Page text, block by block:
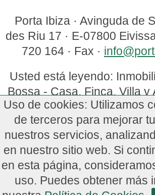
Uso de cookies: Utilizamos
de terceros para mejorar
nuestros servicios,
en nuestro sitio web. Si
en esta página,
uso. Puedes obtener más
Porta Ibiza · Avinguda de
des Riu 17 · E-07800
720 164 · Fax ·
Usted está leyendo:
Bossa - Casa, Finca, Villa y
Playa d'en